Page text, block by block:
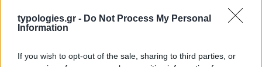
typologies.gr - Do Not Process My Personal
Information
If you wish to opt-out of the sale, sharing to third parties, or
ΡΥΘΜΙΣΤΗΣ ο Σαμαράς